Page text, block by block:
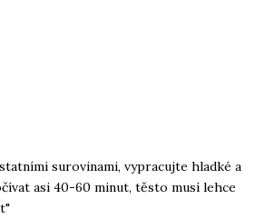
surovinami, vypracujte hladké a
asi 40-60 minut, těsto musí lehce